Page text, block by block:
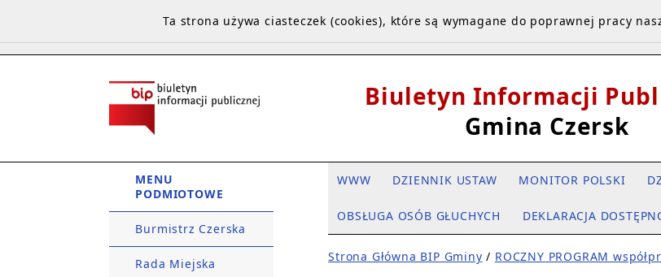
Biuletyn Informacji
Gmina Czersk
MENU
PODMIOTOWE
Burmistrz Czerska
Rada Miejska
WWW DZIENNIK USTAW MONITOR POLSKI
OBSŁUGA OSÓB GŁUCHYCH DEKLARACJA
Strona Główna BIP Gminy / ROCZNY PROGRAM
Ta strona używa ciasteczek (cookies), które są wymagane do poprawnej pracy